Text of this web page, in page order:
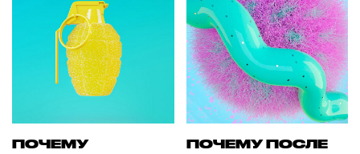
ПОЧЕМУ
ПОЧЕМУ ПОСЛЕ